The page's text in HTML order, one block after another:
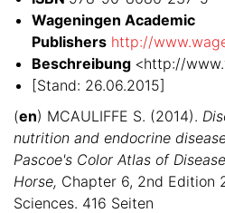
Wageningen Academic
Publishers http://
Beschreibung <http://
[Stand: 26.06.2015]
(en) MCAULIFFE S. (2014).
nutrition and endocrine
Pascoe's Color Atlas of
Horse, Chapter 6, 2nd Edition
Sciences. 416 Seiten